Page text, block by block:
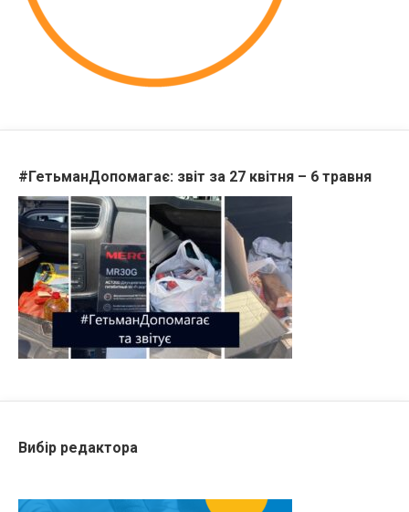
#ГетьманДопомагає: звіт за 27 квітня – 6 травня
Вибір редактора